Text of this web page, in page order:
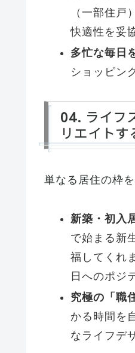
（一部住戸
快適性を妥
多忙な毎日
ショッピン
04. ライフ
リエイトす
単なる居住の枠
新築・初入
で始まる新
福してくれ
日へのポジ
究極の「職
かる時間を
なライフデ